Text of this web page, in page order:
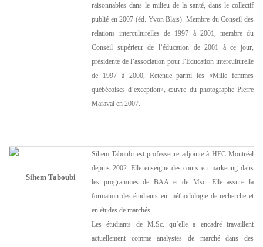
raisonnables dans le milieu de la santé, dans le collectif
publié en 2007 (éd. Yvon Blais). Membre du Conseil des
relations interculturelles de 1997 à 2001, membre du
Conseil supérieur de l’éducation de 2001 à ce jour,
présidente de l’association pour l’Éducation interculturelle
de 1997 à 2000, Retenue parmi les «Mille femmes
québécoises d’exception», œuvre du photographe Pierre
Maraval en 2007.
Sihem Taboubi
Sihem Taboubi est professeure adjointe à HEC Montréal
depuis 2002. Elle enseigne des cours en marketing dans
les programmes de BAA et de Msc. Elle assure la
formation des étudiants en méthodologie de recherche et
en études de marchés.
Les étudiants de M.Sc. qu’elle a encadré travaillent
actuellement comme analystes de marché dans des